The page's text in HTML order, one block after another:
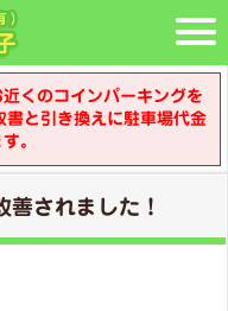
くのコインパーキングを
と引き換えに駐車場代金
。
されました！